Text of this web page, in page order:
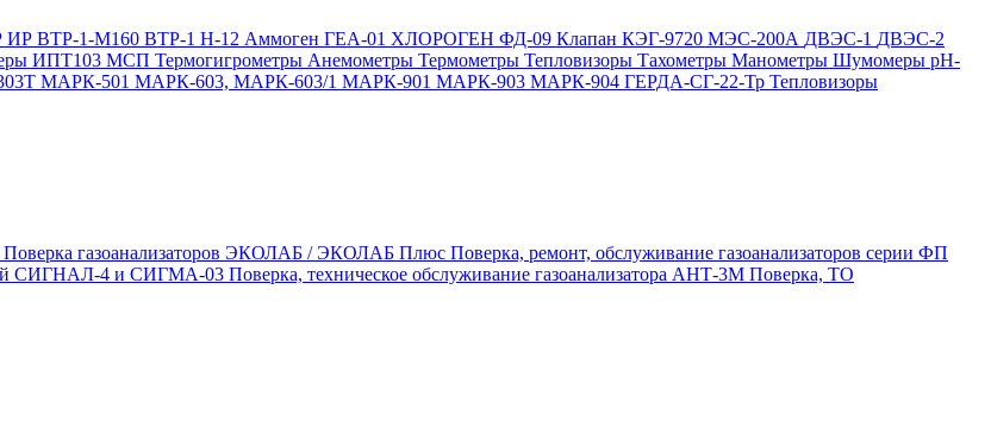
ИР ВТР-1-М160 ВТР-1 Н-12 Аммоген ГЕА-01 ХЛОРОГЕН ФД-09 Клапан КЭГ-9720 МЭС-200А ДВЭС-1 ДВЭС-2
ИПТ103 МСП Термогигрометры Анемометры Термометры Тепловизоры Тахометры Манометры Шумомеры pH-
МАРК-501 МАРК-603, МАРК-603/1 МАРК-901 МАРК-903 МАРК-904 ГЕРДА-СГ-22-Тр Тепловизоры
Поверка газоанализаторов ЭКОЛАБ / ЭКОЛАБ Плюс Поверка, ремонт, обслуживание газоанализаторов серии ФП
СИГНАЛ-4 и СИГМА-03 Поверка, техническое обслуживание газоанализатора АНТ-3М Поверка, ТО